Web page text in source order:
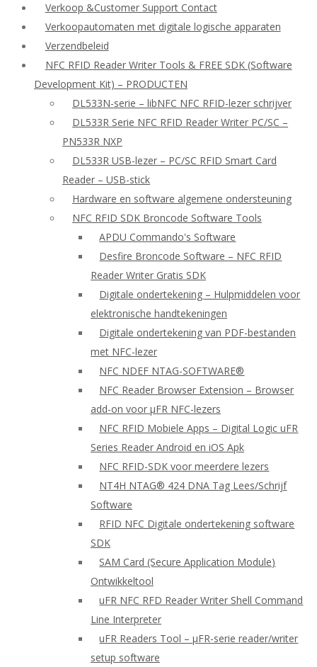
Verkoop &Customer Support Contact
Verkoopautomaten met digitale logische apparaten
Verzendbeleid
NFC RFID Reader Writer Tools & FREE SDK (Software
Development Kit) – PRODUCTEN
DL533N-serie – libNFC NFC RFID-lezer schrijver
DL533R Serie NFC RFID Reader Writer PC/SC –
PN533R NXP
DL533R USB-lezer – PC/SC RFID Smart Card
Reader – USB-stick
Hardware en software algemene ondersteuning
NFC RFID SDK Broncode Software Tools
APDU Commando's Software
Desfire Broncode Software – NFC RFID
Reader Writer Gratis SDK
Digitale ondertekening – Hulpmiddelen voor
elektronische handtekeningen
Digitale ondertekening van PDF-bestanden
met NFC-lezer
NFC NDEF NTAG-SOFTWARE®
NFC Reader Browser Extension – Browser
add-on voor μFR NFC-lezers
NFC RFID Mobiele Apps – Digital Logic uFR
Series Reader Android en iOS Apk
NFC RFID-SDK voor meerdere lezers
NT4H NTAG® 424 DNA Tag Lees/Schrijf
Software
RFID NFC Digitale ondertekening software
SDK
SAM Card (Secure Application Module)
Ontwikkeltool
uFR NFC RFD Reader Writer Shell Command
Line Interpreter
uFR Readers Tool – μFR-serie reader/writer
setup software